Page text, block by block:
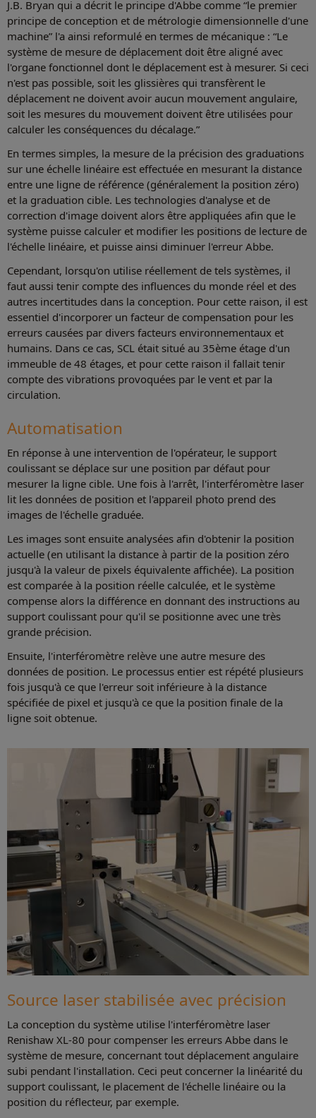
J.B. Bryan qui a décrit le principe d'Abbe comme “le premier
principe de conception et de métrologie dimensionnelle d'une
machine” l'a ainsi reformulé en termes de mécanique : “Le
système de mesure de déplacement doit être aligné avec
l'organe fonctionnel dont le déplacement est à mesurer. Si ceci
n'est pas possible, soit les glissières qui transfèrent le
déplacement ne doivent avoir aucun mouvement angulaire,
soit les mesures du mouvement doivent être utilisées pour
calculer les conséquences du décalage.”
En termes simples, la mesure de la précision des graduations
sur une échelle linéaire est effectuée en mesurant la distance
entre une ligne de référence (généralement la position zéro)
et la graduation cible. Les technologies d'analyse et de
correction d'image doivent alors être appliquées afin que le
système puisse calculer et modifier les positions de lecture de
l'échelle linéaire, et puisse ainsi diminuer l'erreur Abbe.
Cependant, lorsqu'on utilise réellement de tels systèmes, il
faut aussi tenir compte des influences du monde réel et des
autres incertitudes dans la conception. Pour cette raison, il est
essentiel d'incorporer un facteur de compensation pour les
erreurs causées par divers facteurs environnementaux et
humains. Dans ce cas, SCL était situé au 35ème étage d'un
immeuble de 48 étages, et pour cette raison il fallait tenir
compte des vibrations provoquées par le vent et par la
circulation.
Automatisation
En réponse à une intervention de l'opérateur, le support
coulissant se déplace sur une position par défaut pour
mesurer la ligne cible. Une fois à l'arrêt, l'interféromètre laser
lit les données de position et l'appareil photo prend des
images de l'échelle graduée.
Les images sont ensuite analysées afin d'obtenir la position
actuelle (en utilisant la distance à partir de la position zéro
jusqu'à la valeur de pixels équivalente affichée). La position
est comparée à la position réelle calculée, et le système
compense alors la différence en donnant des instructions au
support coulissant pour qu'il se positionne avec une très
grande précision.
Ensuite, l'interféromètre relève une autre mesure des
données de position. Le processus entier est répété plusieurs
fois jusqu'à ce que l'erreur soit inférieure à la distance
spécifiée de pixel et jusqu'à ce que la position finale de la
ligne soit obtenue.
Source laser stabilisée avec précision
La conception du système utilise l'interféromètre laser
Renishaw XL-80 pour compenser les erreurs Abbe dans le
système de mesure, concernant tout déplacement angulaire
subi pendant l'installation. Ceci peut concerner la linéarité du
support coulissant, le placement de l'échelle linéaire ou la
position du réflecteur, par exemple.